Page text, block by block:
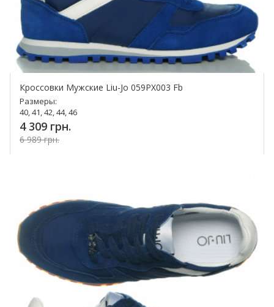
Кроссовки Мужские Liu-Jo 059PX003 Fb
Размеры:
40, 41, 42, 44, 46
4 309 грн.
6 989 грн.